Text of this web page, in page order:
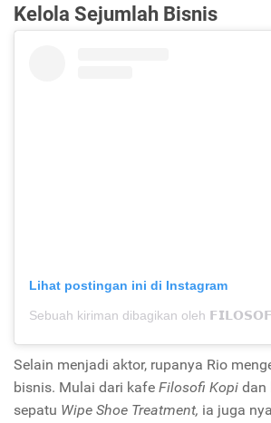
Kelola Sejumlah Bisnis
Lihat postingan ini di Instagram
Selain menjadi aktor, rupanya Rio
bisnis. Mulai dari kafe Filosofi Kopi dan
sepatu Wipe Shoe Treatment, ia juga